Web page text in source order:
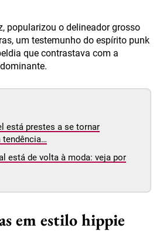
popularizou o delineador grosso
um testemunho do espírito punk
que contrastava com a
está prestes a se tornar
tendência…
está de volta à moda: veja por
em estilo hippie